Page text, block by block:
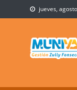
to
jueves,